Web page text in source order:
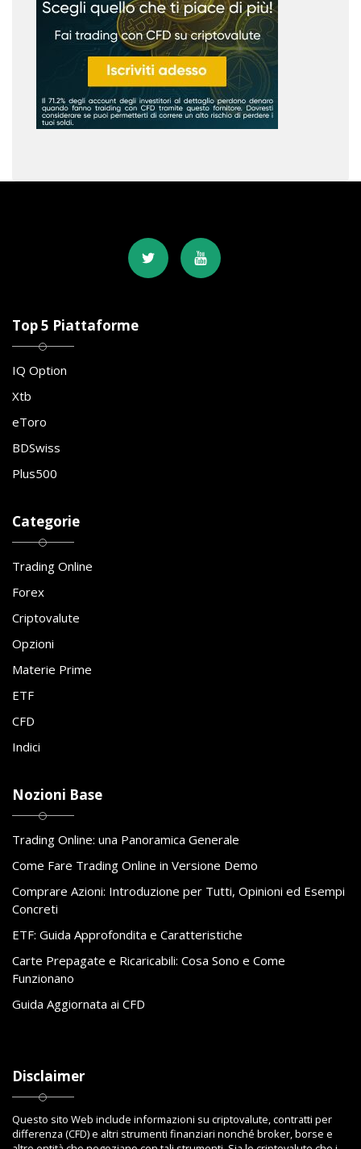
Top 5 Piattaforme
IQ Option
Xtb
eToro
BDSwiss
Plus500
Categorie
Trading Online
Forex
Criptovalute
Opzioni
Materie Prime
ETF
CFD
Indici
Nozioni Base
Trading Online: una Panoramica Generale
Come Fare Trading Online in Versione Demo
Comprare Azioni: Introduzione per Tutti, Opinioni ed Esempi
Concreti
ETF: Guida Approfondita e Caratteristiche
Carte Prepagate e Ricaricabili: Cosa Sono e Come
Funzionano
Guida Aggiornata ai CFD
Disclaimer
Questo sito Web include informazioni su criptovalute, contratti per
differenza (CFD) e altri strumenti finanziari nonché broker, borse e